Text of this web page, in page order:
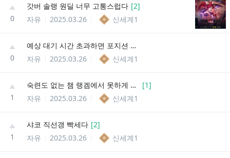
0
갓버 솔랭 원딜 너무 고통스럽다 [2]
자유
2025.03.26 신세계1
0
예상 대기 시간 초과하면 포지션 튕기는 거 같은데
자유
2025.03.26 신세계1
1
숙련도 없는 챔 랭겜에서 못하게 하면 안되나 [1]
자유
2025.03.26 신세계1
1
샤코 직선갱 빡세다 [2]
자유
2025.03.26 신세계1